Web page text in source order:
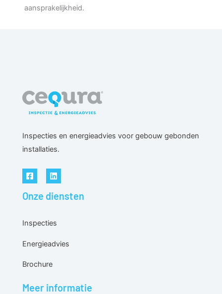
aansprakelijkheid.
Inspecties en energieadvies voor gebouw gebonden
installaties.
Onze diensten
Inspecties
Energieadvies
Brochure
Meer informatie